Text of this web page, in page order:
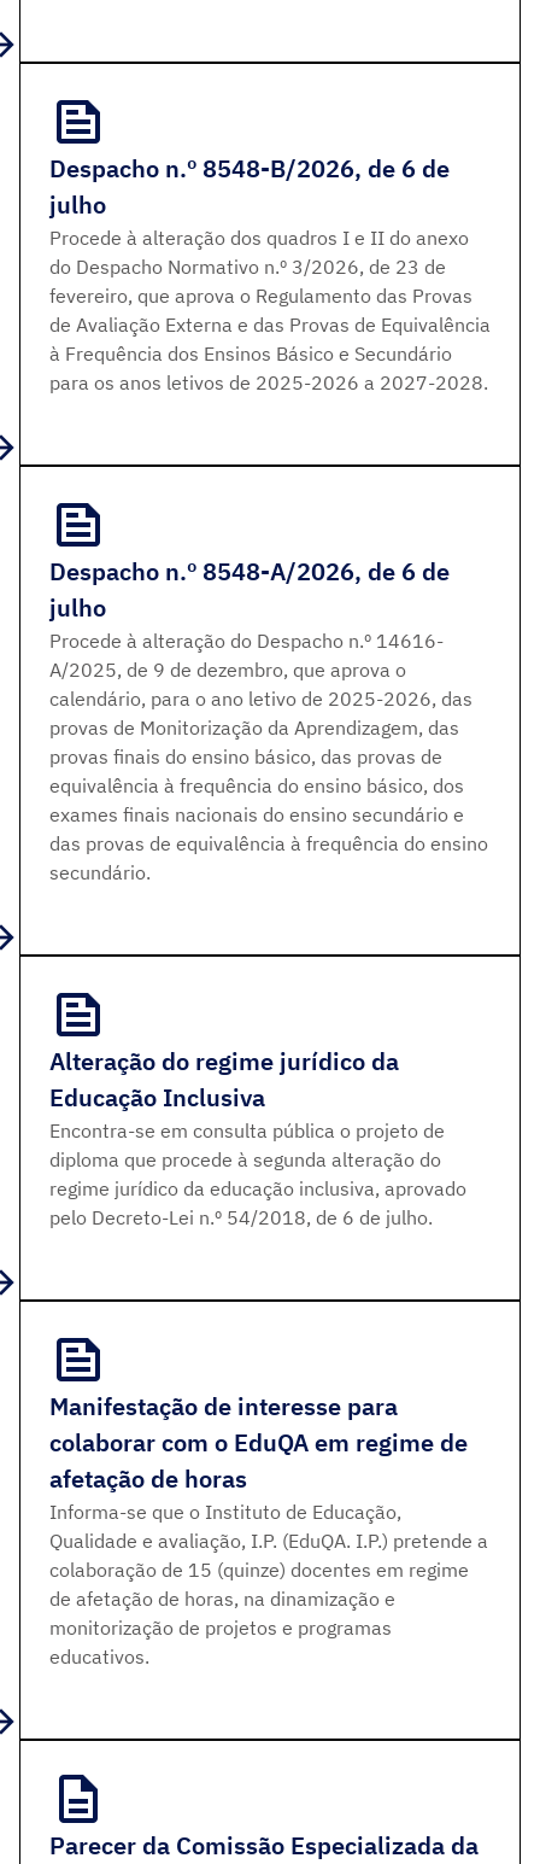
Despacho n.º 8548-B/2026, de 6 de
julho
Procede à alteração dos quadros I e II do anexo
do Despacho Normativo n.º 3/2026, de 23 de
fevereiro, que aprova o Regulamento das Provas
de Avaliação Externa e das Provas de Equivalência
à Frequência dos Ensinos Básico e Secundário
para os anos letivos de 2025-2026 a 2027-2028.
Despacho n.º 8548-A/2026, de 6 de
julho
Procede à alteração do Despacho n.º 14616-
A/2025, de 9 de dezembro, que aprova o
calendário, para o ano letivo de 2025-2026, das
provas de Monitorização da Aprendizagem, das
provas finais do ensino básico, das provas de
equivalência à frequência do ensino básico, dos
exames finais nacionais do ensino secundário e
das provas de equivalência à frequência do ensino
secundário.
Alteração do regime jurídico da
Educação Inclusiva
Encontra-se em consulta pública o projeto de
diploma que procede à segunda alteração do
regime jurídico da educação inclusiva, aprovado
pelo Decreto-Lei n.º 54/2018, de 6 de julho.
Manifestação de interesse para
colaborar com o EduQA em regime de
afetação de horas
Informa-se que o Instituto de Educação,
Qualidade e avaliação, I.P. (EduQA. I.P.) pretende a
colaboração de 15 (quinze) docentes em regime
de afetação de horas, na dinamização e
monitorização de projetos e programas
educativos.
Parecer da Comissão Especializada da